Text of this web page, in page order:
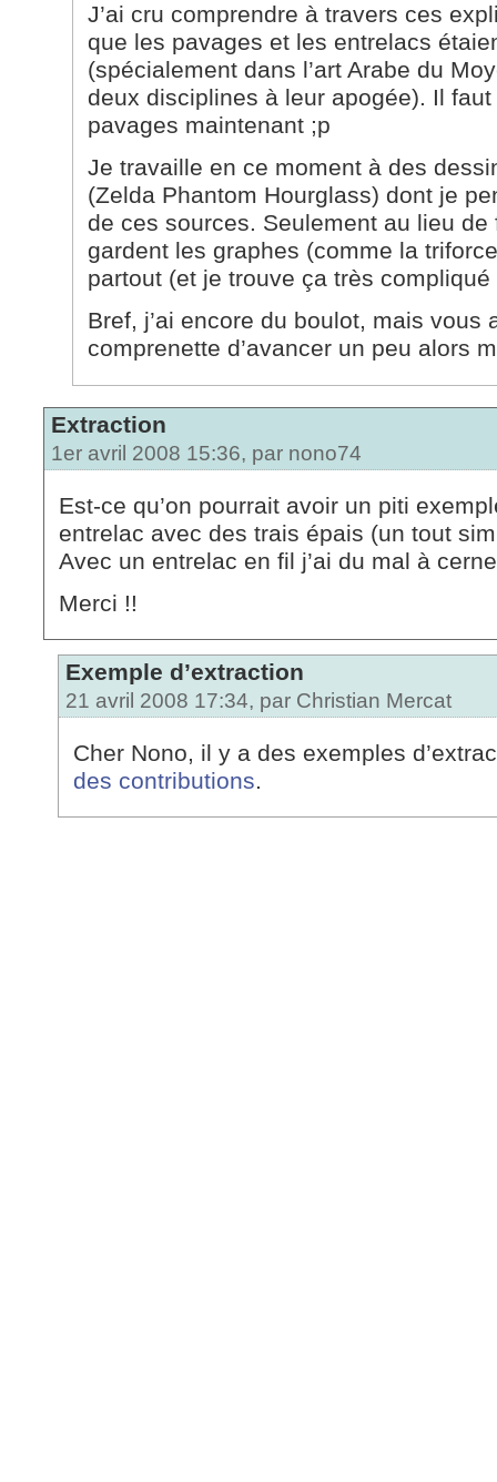
J’ai cru comprendre à travers ces
que les pavages et les entrelacs
(spécialement dans l’art Arabe du
deux disciplines à leur apogée). Il
pavages maintenant ;p
Je travaille en ce moment à des
(Zelda Phantom Hourglass) dont je
de ces sources. Seulement au lieu
gardent les graphes (comme la
partout (et je trouve ça très compliqué
Bref, j’ai encore du boulot, mais vous
comprenette d’avancer un peu alors
Extraction
1er avril 2008 15:36, par nono74
Est-ce qu’on pourrait avoir un piti
entrelac avec des trais épais (un tout
Avec un entrelac en fil j’ai du mal à
Merci !!
Exemple d’extraction
21 avril 2008 17:34, par Christian Mercat
Cher Nono, il y a des exemples
des contributions.